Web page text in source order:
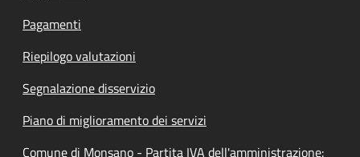
Pagamenti
Riepilogo valutazioni
Segnalazione disservizio
Piano di miglioramento dei servizi
Comune di Monsano - Partita IVA dell'amministrazione: